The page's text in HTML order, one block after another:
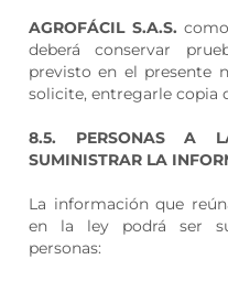
AGROFÁCIL S.A.S.
deberá conservar
previsto en el presente
solicite, entregarle copia
8.5. PERSONAS A
SUMINISTRAR LA
La información que
en la ley podrá ser
personas: